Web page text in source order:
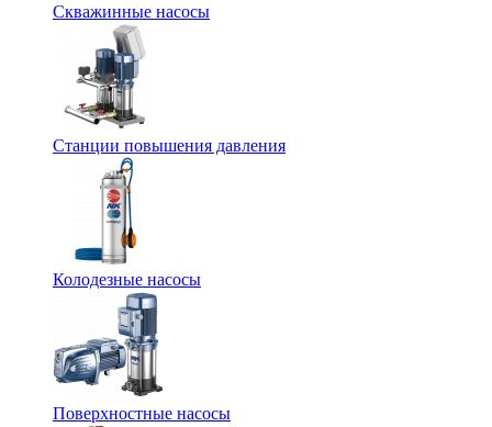
Скважинные насосы
Станции повышения давления
Колодезные насосы
Поверхностные насосы